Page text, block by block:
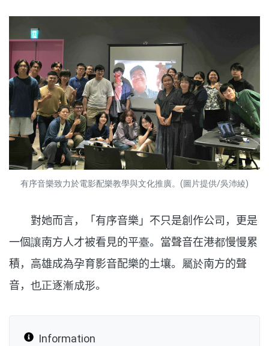
有序音樂致力於電影配樂教學與文化推廣。(圖片提供/吳沛綾)
對她而言，「有序音樂」不只是創作公司，更是
一個讓南方人才被看見的平臺。當聲音在港都慢慢累
積，高雄成為孕育影音配樂的土壤。 屬於南方的聲
音， 也正逐漸成形。
Information